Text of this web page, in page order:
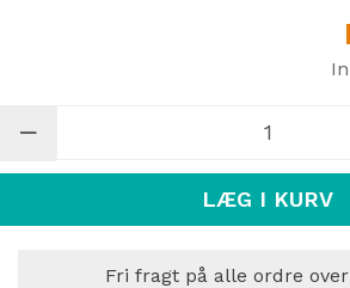
LÆG I KURV
Fri fragt på alle ordre